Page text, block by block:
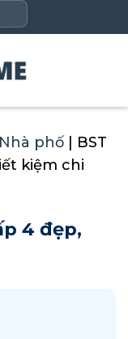
phố
BST
kiệm chi
4 đẹp,